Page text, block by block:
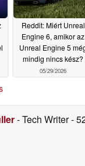
Reddit: Miért Unreal
Engine 6, amikor az
Unreal Engine 5
mindig nincs kész?
05/29/2026
- Tech Writer-